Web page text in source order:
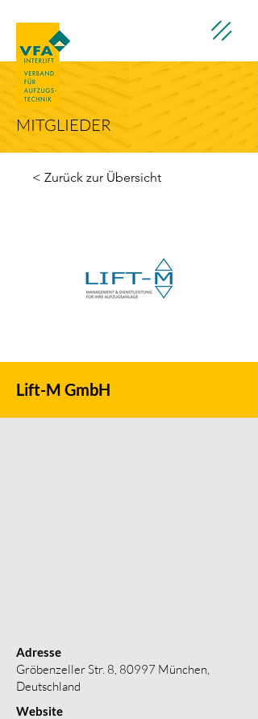
MITGLIEDER
< Zurück zur Übersicht
Lift-M GmbH
Adresse
Gröbenzeller Str. 8, 80997 München,
Deutschland
Website